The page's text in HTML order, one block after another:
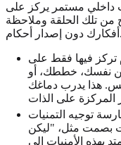
داخلي مستمر يركز على
من تلك الحلقة وملاحظة
أفكارك دون إصدار أحكام.
فيها فقط على
نفسك، خططك، أو
هذا يدرب دماغك
توجيه التمنيات
بصمت مثل، "ليكن
بهذه الأمنيات إلى